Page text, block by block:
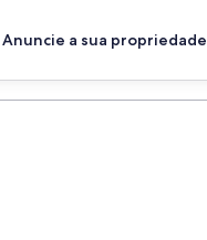
Anuncie a sua propriedade